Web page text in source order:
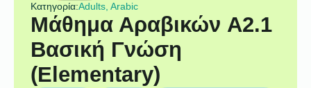
Κατηγορία:Adults, Arabic
Μάθημα Αραβικών A2.1
Βασική Γνώση
(Elementary)